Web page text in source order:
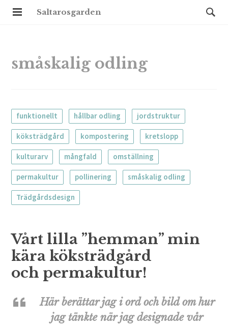
Saltarosgarden
småskalig odling
funktionellt hållbar odling jordstruktur
köksträdgård kompostering kretslopp
kulturarv mångfald omställning
permakultur pollinering småskalig odling
Trädgårdsdesign
Vårt lilla ”hemman” min
kära köksträdgård
och permakultur!
Här berättar jag i ord och bild om hur
jag tänkte när jag designade vår